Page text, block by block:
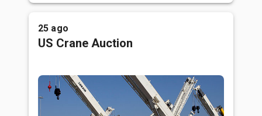
25 ago
US Crane Auction